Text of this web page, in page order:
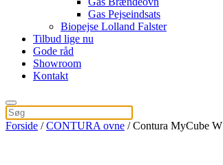
Gas Pejseindsats
Biopejse Lolland Falster
Tilbud lige nu
Gode råd
Showroom
Kontakt
Forside /CONTURA ovne / Contura MyCube W